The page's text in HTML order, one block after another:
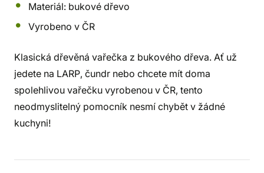
Materiál: bukové dřevo
Vyrobeno v ČR
Klasická dřevěná vařečka z bukového dřeva. Ať už
jedete na LARP, čundr nebo chcete mít doma
spolehlivou vařečku vyrobenou v ČR, tento
neodmyslitelný pomocník nesmí chybět v žádné
kuchyni!